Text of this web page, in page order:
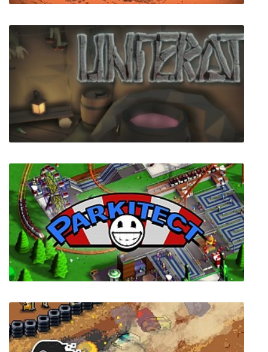
Death Trash
Unferat